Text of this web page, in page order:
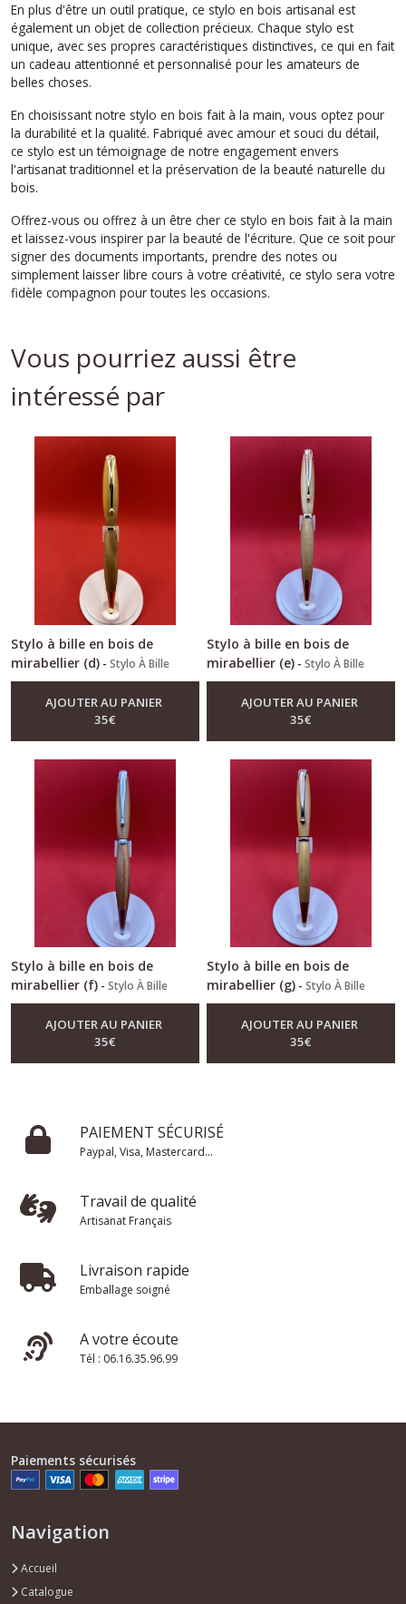
En plus d'être un outil pratique, ce stylo en bois artisanal est
également un objet de collection précieux. Chaque stylo est
unique, avec ses propres caractéristiques distinctives, ce qui en fait
un cadeau attentionné et personnalisé pour les amateurs de
belles choses.
En choisissant notre stylo en bois fait à la main, vous optez pour
la durabilité et la qualité. Fabriqué avec amour et souci du détail,
ce stylo est un témoignage de notre engagement envers
l'artisanat traditionnel et la préservation de la beauté naturelle du
bois.
Offrez-vous ou offrez à un être cher ce stylo en bois fait à la main
et laissez-vous inspirer par la beauté de l'écriture. Que ce soit pour
signer des documents importants, prendre des notes ou
simplement laisser libre cours à votre créativité, ce stylo sera votre
fidèle compagnon pour toutes les occasions.
Vous pourriez aussi être
intéressé par
Stylo à bille en bois de
mirabellier (d) - Stylo À Bille
AJOUTER AU PANIER
35€
Stylo à bille en bois de
mirabellier (e) -Stylo À Bille
AJOUTER AU PANIER
35€
Stylo à bille en bois de
mirabellier (f) - Stylo À Bille
AJOUTER AU PANIER
35€
Stylo à bille en bois de
mirabellier (g) -Stylo À Bille
AJOUTER AU PANIER
35€
PAIEMENT SÉCURISÉ
Paypal, Visa, Mastercard...
Travail de qualité
Artisanat Français
Livraison rapide
Emballage soigné
A votre écoute
Tél : 06.16.35.96.99
Paiements sécurisés
Navigation
Accueil
Catalogue